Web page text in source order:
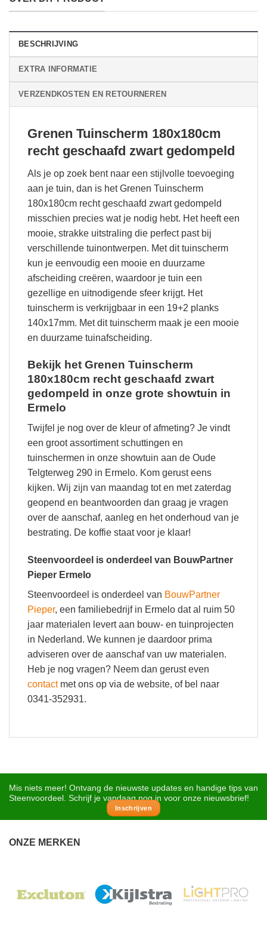
BESCHRIJVING
EXTRA INFORMATIE
VERZENDKOSTEN EN RETOURNEREN
Grenen Tuinscherm 180x180cm
recht geschaafd zwart gedompeld
Als je op zoek bent naar een stijlvolle toevoeging
aan je tuin, dan is het Grenen Tuinscherm
180x180cm recht geschaafd zwart gedompeld
misschien precies wat je nodig hebt. Het heeft een
mooie, strakke uitstraling die perfect past bij
verschillende tuinontwerpen. Met dit tuinscherm
kun je eenvoudig een mooie en duurzame
afscheiding creëren, waardoor je tuin een
gezellige en uitnodigende sfeer krijgt. Het
tuinscherm is verkrijgbaar in een 19+2 planks
140x17mm. Met dit tuinscherm maak je een mooie
en duurzame tuinafscheiding.
Bekijk het Grenen Tuinscherm
180x180cm recht geschaafd zwart
gedompeld in onze grote showtuin in
Ermelo
Twijfel je nog over de kleur of afmeting? Je vindt
een groot assortiment schuttingen en
tuinschermen in onze showtuin aan de Oude
Telgterweg 290 in Ermelo. Kom gerust eens
kijken. Wij zijn van maandag tot en met zaterdag
geopend en beantwoorden dan graag je vragen
over de aanschaf, aanleg en het onderhoud van je
bestrating. De koffie staat voor je klaar!
Steenvoordeel is onderdeel van BouwPartner
Pieper Ermelo
Steenvoordeel is onderdeel van BouwPartner
Pieper, een familiebedrijf in Ermelo dat al ruim 50
jaar materialen levert aan bouw- en tuinprojecten
in Nederland. We kunnen je daardoor prima
adviseren over de aanschaf van uw materialen.
Heb je nog vragen? Neem dan gerust even
contactmet ons op via de website, of bel naar
0341-352931.
Mis niets meer! Ontvang de nieuwste updates en handige tips van
Steenvoordeel. Schrijf je vandaag nog in voor onze nieuwsbrief!
Inschrijven
ONZE MERKEN